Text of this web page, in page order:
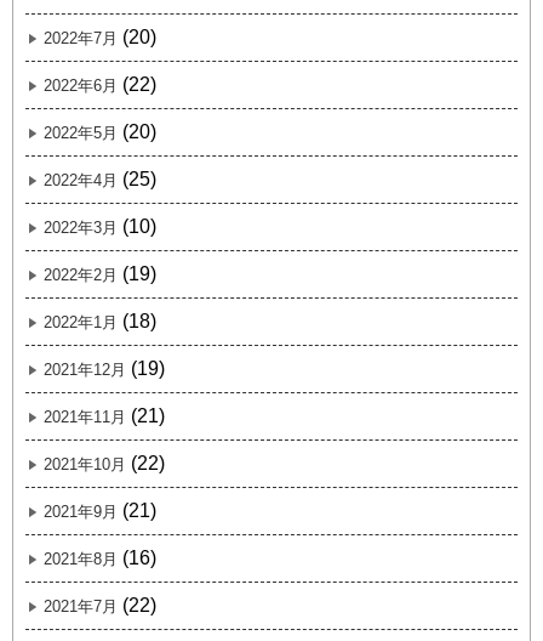
2022年7月 (20)
2022年6月 (22)
2022年5月 (20)
2022年4月 (25)
2022年3月 (10)
2022年2月 (19)
2022年1月 (18)
2021年12月 (19)
2021年11月 (21)
2021年10月 (22)
2021年9月 (21)
2021年8月 (16)
2021年7月 (22)